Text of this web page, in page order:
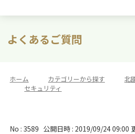
よくあるご質問
ホーム カテゴリーから探す
北
セキュリティ
No : 3589 公開日時 : 2019/09/24 09:00